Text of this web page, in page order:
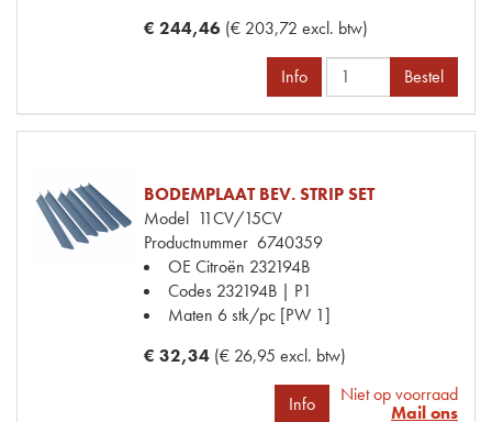
€ 244,46 (€ 203,72 excl. btw)
Info Bestel
BODEMPLAAT BEV. STRIP SET
Model 11CV/15CV
Productnummer 6740359
OE Citroën 232194B
Codes 232194B | P1
Maten 6 stk/pc [PW 1]
€ 32,34 (€ 26,95 excl. btw)
Info
Niet op voorraad
Mail ons